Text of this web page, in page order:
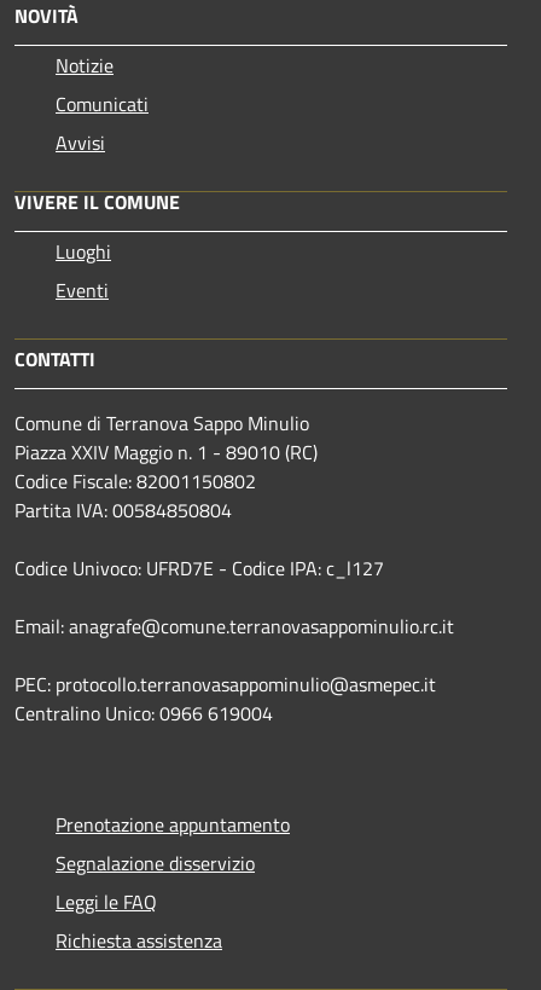
NOVITÀ
Notizie
Comunicati
Avvisi
VIVERE IL COMUNE
Luoghi
Eventi
CONTATTI
Comune di Terranova Sappo Minulio
Piazza XXIV Maggio n. 1 - 89010 (RC)
Codice Fiscale: 82001150802
Partita IVA: 00584850804
Codice Univoco: UFRD7E - Codice IPA: c_l127
Email: anagrafe@comune.terranovasappominulio.rc.it
PEC: protocollo.terranovasappominulio@asmepec.it
Centralino Unico: 0966 619004
Prenotazione appuntamento
Segnalazione disservizio
Leggi le FAQ
Richiesta assistenza